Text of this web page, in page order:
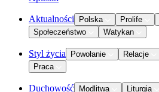
Aktualności Polska Prolife
Społeczeństwo
Watykan
Styl życia Powołanie Relacje
Praca
Duchowość Modlitwa Liturgia